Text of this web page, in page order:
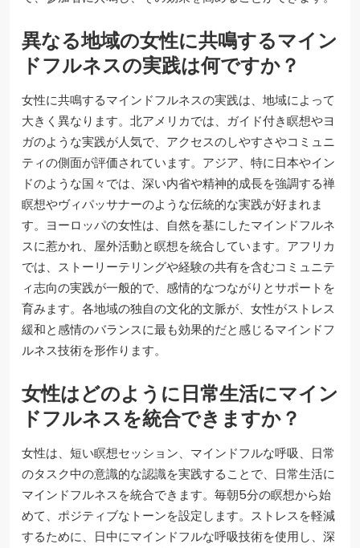
異なる地域の女性に共鳴するマイン
ドフルネスの実践は何ですか？
女性に共鳴するマインドフルネスの実践は、地域によって
大きく異なります。北アメリカでは、ガイド付き瞑想やヨ
ガのような実践が人気で、アクセスのしやすさやコミュニ
ティの側面が評価されています。アジア、特に日本やイン
ドのような国々では、深い内省や精神的成長を強調する禅
瞑想やヴィパッサナーのような伝統的な実践が好まれま
す。ヨーロッパの女性は、自然を基にしたマインドフルネ
スに惹かれ、屋外活動と瞑想を統合しています。アフリカ
では、ストーリーテリングや経験の共有を含むコミュニテ
ィ志向の実践が一般的で、感情的なつながりとサポートを
育みます。各地域の独自の文化的文脈が、女性がストレス
緩和と感情のバランスに最も効果的だと感じるマインドフ
ルネス技術を形作ります。
女性はどのように日常生活にマイン
ドフルネスを統合できますか？
女性は、短い瞑想セッション、マインドフルな呼吸、日常
のタスク中の意識的な認識を実践することで、日常生活に
マインドフルネスを統合できます。毎朝5分の瞑想から始
めて、ポジティブなトーンを設定します。ストレスを軽減
するために、日中にマインドフルな呼吸技術を使用し、深